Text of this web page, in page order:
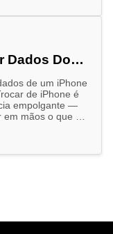
Dados Do
de um iPhone
de iPhone é
empolgante —
mãos o que há